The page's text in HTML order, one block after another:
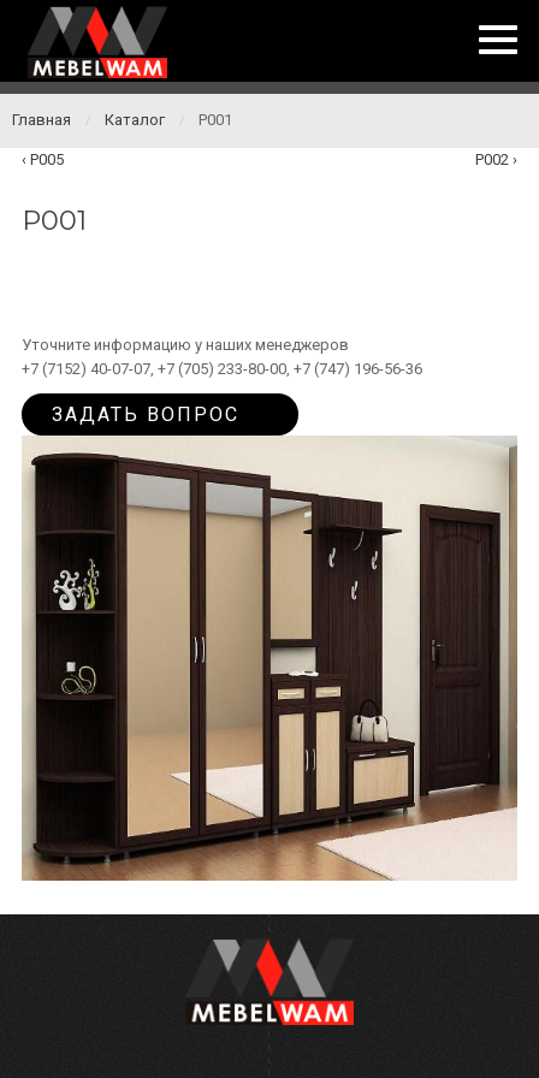
Главная / Каталог / P001
P005 P002
P001
Уточните информацию у наших менеджеров
+7 (7152) 40-07-07, +7 (705) 233-80-00, +7 (747) 196-56-36
ЗАДАТЬ ВОПРОС